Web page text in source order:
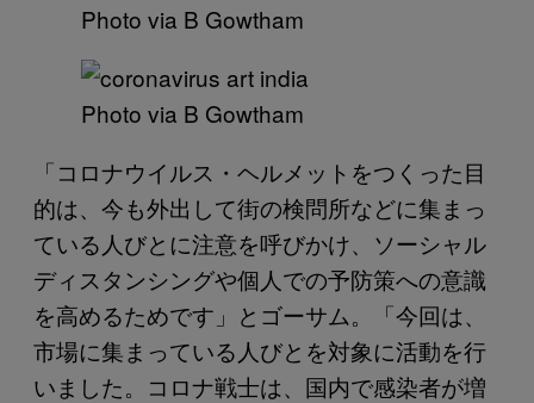
Photo via B Gowtham
Photo via B Gowtham
「コロナウイルス・ヘルメットをつくった目
的は、今も外出して街の検問所などに集まっ
ている人びとに注意を呼びかけ、ソーシャル
ディスタンシングや個人での予防策への意識
を高めるためです」とゴーサム。「今回は、
市場に集まっている人びとを対象に活動を行
いました。コロナ戦士は、国内で感染者が増